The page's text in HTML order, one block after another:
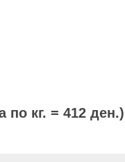
кг. = 412 ден.)